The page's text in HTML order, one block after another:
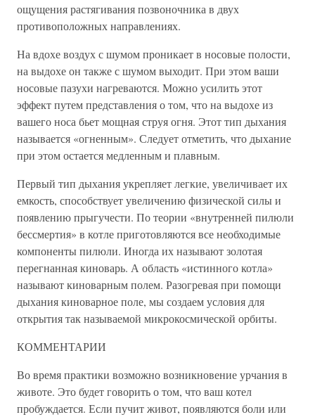
ощущения растягивания позвоночника в двух
противоположных направлениях.
На вдохе воздух с шумом проникает в носовые полости,
на выдохе он также с шумом выходит. При этом ваши
носовые пазухи нагреваются. Можно усилить этот
эффект путем представления о том, что на выдохе из
вашего носа бьет мощная струя огня. Этот тип дыхания
называется «огненным». Следует отметить, что дыхание
при этом остается медленным и плавным.
Первый тип дыхания укрепляет легкие, увеличивает их
емкость, способствует увеличению физической силы и
появлению прыгучести. По теории «внутренней пилюли
бессмертия» в котле приготовляются все необходимые
компоненты пилюли. Иногда их называют золотая
перегнанная киноварь. А область «истинного котла»
называют киноварным полем. Разогревая при помощи
дыхания киноварное поле, мы создаем условия для
открытия так называемой микрокосмической орбиты.
КОММЕНТАРИИ
Во время практики возможно возникновение урчания в
животе. Это будет говорить о том, что ваш котел
пробуждается. Если пучит живот, появляются боли или